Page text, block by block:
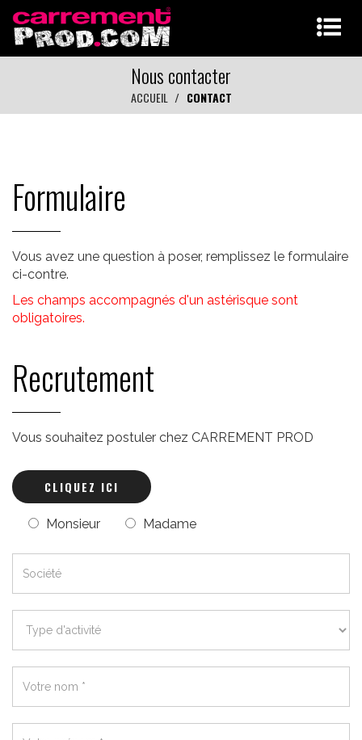
Nous contacter
ACCUEIL CONTACT
Formulaire
Vous avez une question à poser, remplissez le formulaire
ci-contre.
Les champs accompagnés d'un astérisque sont
obligatoires.
Recrutement
Vous souhaitez postuler chez CARREMENT PROD
CLIQUEZ ICI
Monsieur Madame
d'activité
*
nom
*